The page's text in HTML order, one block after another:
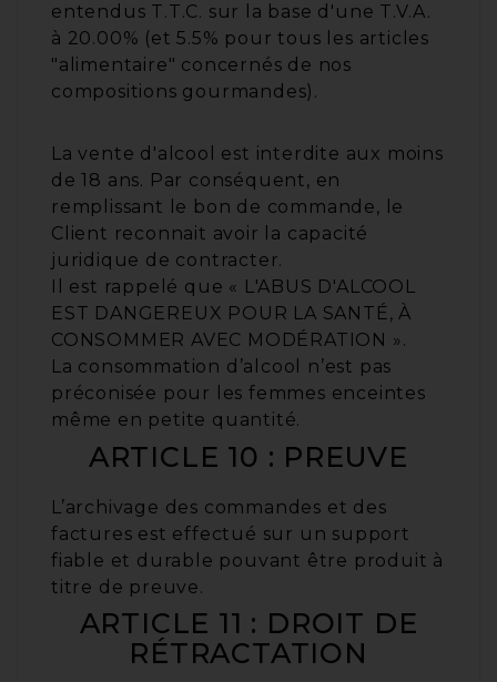
entendus T.T.C. sur la base d'une T.V.A.
à 20.00% (et 5.5% pour tous les articles
"alimentaire" concernés de nos
compositions gourmandes).
La vente d'alcool est interdite aux moins
de 18 ans. Par conséquent, en
remplissant le bon de commande, le
Client reconnait avoir la capacité
juridique de contracter.
Il est rappelé que « L'ABUS D'ALCOOL
EST DANGEREUX POUR LA SANTÉ, À
CONSOMMER AVEC MODÉRATION ».
La consommation d’alcool n’est pas
préconisée pour les femmes enceintes
même en petite quantité.
ARTICLE 10 : PREUVE
L’archivage des commandes et des
factures est effectué sur un support
fiable et durable pouvant être produit à
titre de preuve.
ARTICLE 11 : DROIT DE
RÉTRACTATION